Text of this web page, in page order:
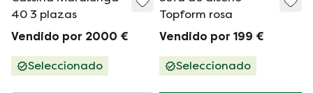
40 3 plazas
Vendido por 2000 €
Seleccionado
Topform rosa
Vendido por 199 €
Seleccionado